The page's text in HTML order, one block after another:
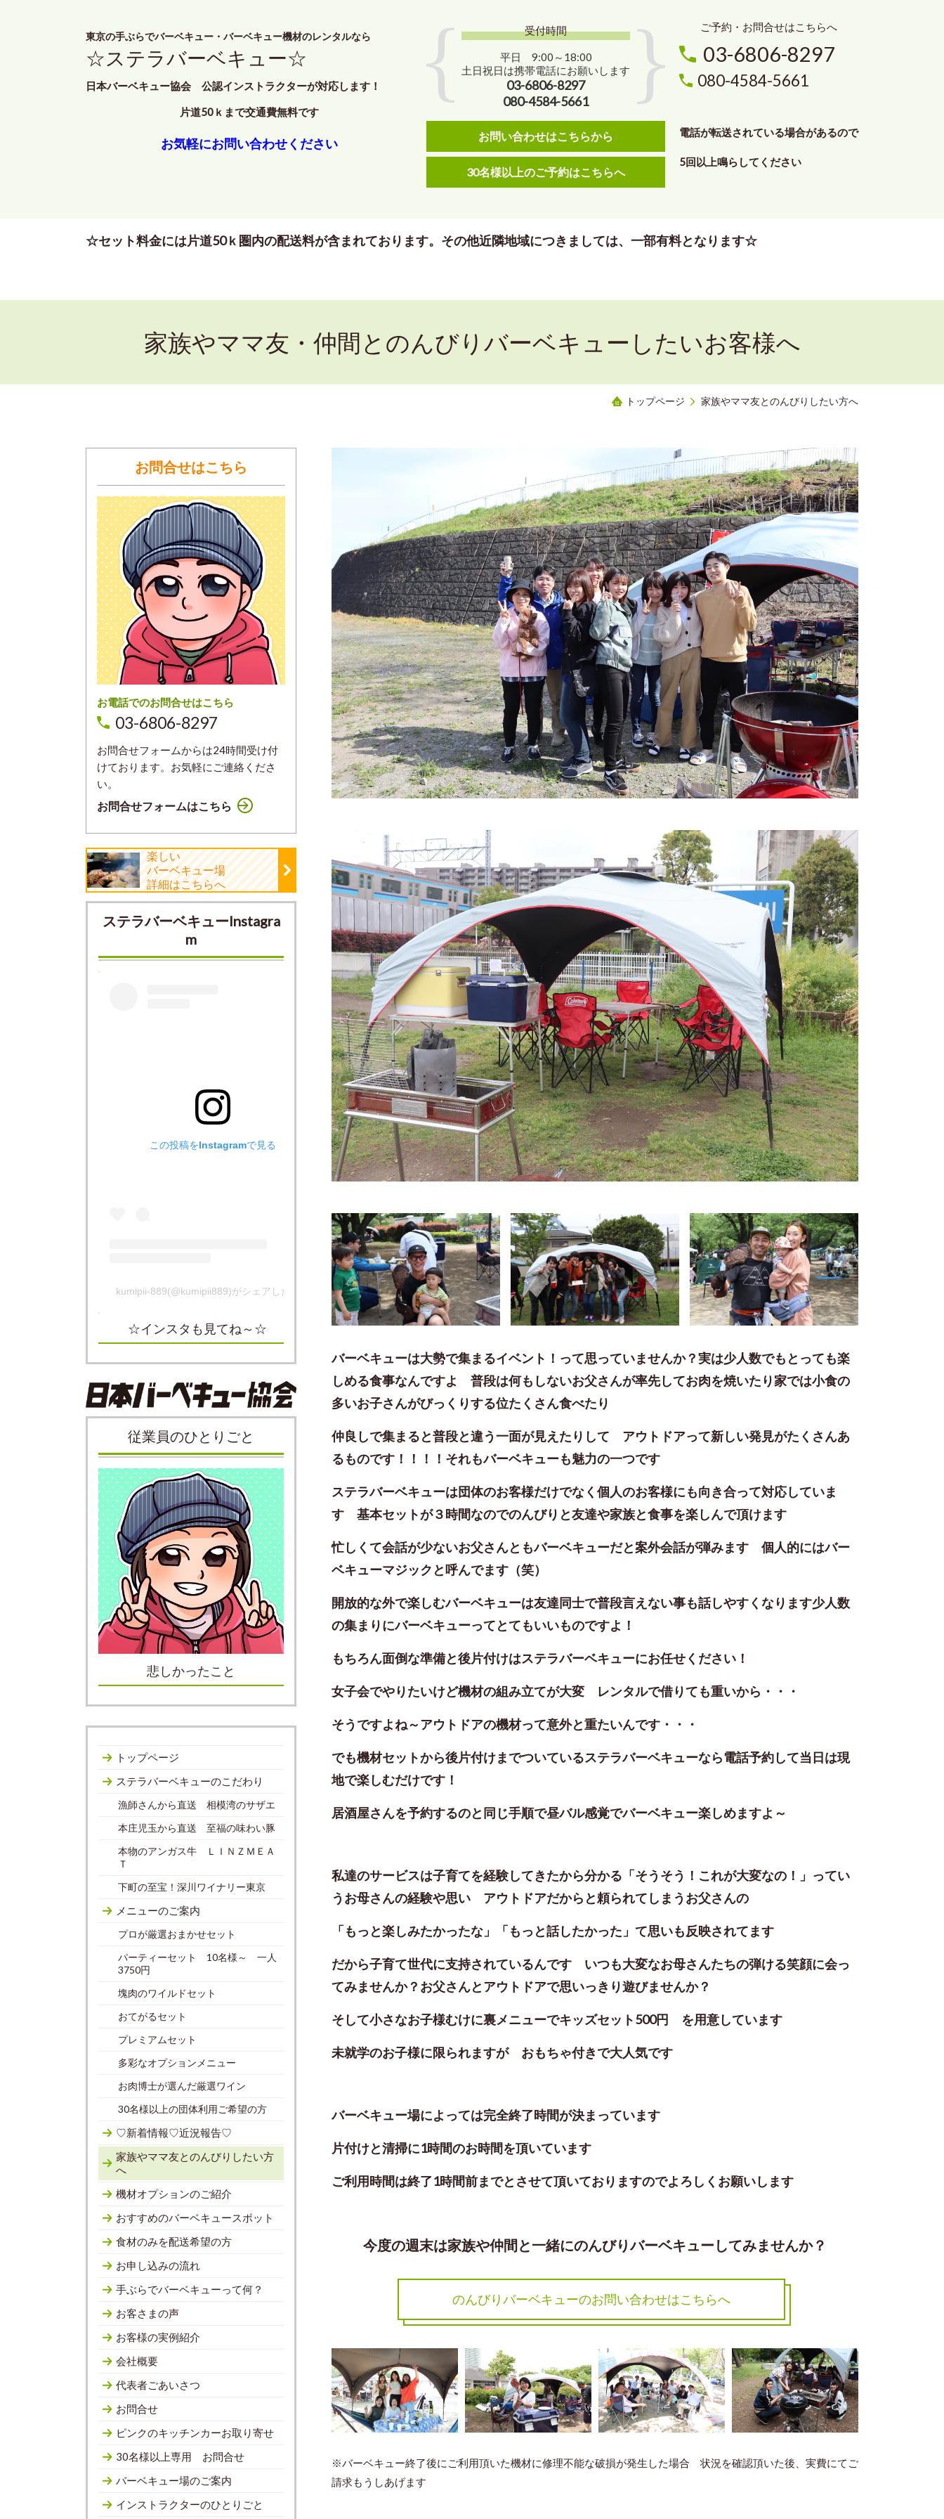
東京の手ぶらでバーベキュー・バーベキュー機材のレンタルなら
☆ステラバーベキュー☆
日本バーベキュー協会 公認インストラクターが対応します！
片道50ｋまで交通費無料です
お気軽にお問い合わせください
受付時間
平日 9:00～18:00
土日祝日は携帯電話にお願いします
03-6806-8297
080-4584-5661
お問い合わせはこちらから
30名様以上のご予約はこちらへ
ご予約・お問合せはこちらへ
03-6806-8297
080-4584-5661
電話が転送されている場合があるので
5回以上鳴らしてください
☆セット料金には片道50ｋ圏内の配送料が含まれております。その他近隣地域につきましては、一部有料となります☆
家族やママ友・仲間とのんびりバーベキューしたいお客様へ
トップページ 家族やママ友とのんびりしたい方へ
バーベキューは大勢で集まるイベント！って思っていませんか？実は少人数でもとっても楽
しめる食事なんですよ 普段は何もしないお父さんが率先してお肉を焼いたり家では小食の
多いお子さんがびっくりする位たくさん食べたり
仲良しで集まると普段と違う一面が見えたりして アウトドアって新しい発見がたくさんあ
るものです！！！！それもバーベキューも魅力の一つです
ステラバーベキューは団体のお客様だけでなく個人のお客様にも向き合って対応していま
す 基本セットが３時間なのでのんびりと友達や家族と食事を楽しんで頂けます
忙しくて会話が少ないお父さんともバーベキューだと案外会話が弾みます 個人的にはバー
ベキューマジックと呼んでます（笑）
開放的な外で楽しむバーベキューは友達同士で普段言えない事も話しやすくなります少人数
の集まりにバーベキューってとてもいいものですよ！
もちろん面倒な準備と後片付けはステラバーベキューにお任せください！
女子会でやりたいけど機材の組み立てが大変 レンタルで借りても重いから・・・
そうですよね～アウトドアの機材って意外と重たいんです・・・
でも機材セットから後片付けまでついているステラバーベキューなら電話予約して当日は現
地で楽しむだけです！
居酒屋さんを予約するのと同じ手順で昼バル感覚でバーベキュー楽しめますよ～
私達のサービスは子育てを経験してきたから分かる「そうそう！これが大変なの！」ってい
うお母さんの経験や思い アウトドアだからと頼られてしまうお父さんの
「もっと楽しみたかったな」「もっと話したかった」て思いも反映されてます
だから子育て世代に支持されているんです いつも大変なお母さんたちの弾ける笑顔に会っ
てみませんか？お父さんとアウトドアで思いっきり遊びませんか？
そして小さなお子様むけに裏メニューでキッズセット500円 を用意しています
未就学のお子様に限られますが おもちゃ付きで大人気です
バーベキュー場によっては完全終了時間が決まっています
片付けと清掃に1時間のお時間を頂いています
ご利用時間は終了1時間前までとさせて頂いておりますのでよろしくお願いします
今度の週末は家族や仲間と一緒にのんびりバーベキューしてみませんか？
のんびりバーベキューのお問い合わせはこちらへ
※バーベキュー終了後にご利用頂いた機材に修理不能な破損が発生した場合 状況を確認頂いた後、実費にてご
請求もうしあげます
お問合せはこちら
お電話でのお問合せはこちら
03-6806-8297
お問合せフォームからは24時間受け付
けております。お気軽にご連絡くださ
い。
お問合せフォームはこちら
楽しい
バーベキュー場
詳細はこちらへ
ステラバーベキューInstagra
m
この投稿をInstagramで見る
kumipii-889(@kumipii889)がシェアした投稿
☆インスタも見てね～☆
従業員のひとりごと
悲しかったこと
トップページ
ステラバーベキューのこだわり
漁師さんから直送 相模湾のサザエ
本庄児玉から直送 至福の味わい豚
本物のアンガス牛 ＬＩＮＺＭＥＡ
Ｔ
下町の至宝！深川ワイナリー東京
メニューのご案内
プロが厳選おまかせセット
パーティーセット 10名様～ 一人
3750円
塊肉のワイルドセット
おてがるセット
プレミアムセット
多彩なオプションメニュー
お肉博士が選んだ厳選ワイン
30名様以上の団体利用ご希望の方
♡新着情報♡近況報告♡
家族やママ友とのんびりしたい方
へ
機材オプションのご紹介
おすすめのバーベキュースポット
食材のみを配送希望の方
お申し込みの流れ
手ぶらでバーベキューって何？
お客さまの声
お客様の実例紹介
会社概要
代表者ごあいさつ
お問合せ
ピンクのキッチンカーお取り寄せ
30名様以上専用 お問合せ
バーベキュー場のご案内
インストラクターのひとりごと